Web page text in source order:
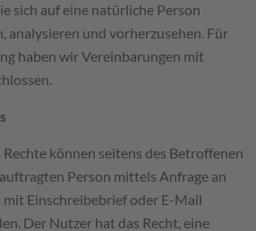
sich auf eine natürliche Person
analysieren und vorherzusehen. Für
haben wir Vereinbarungen mit
können seitens des Betroffenen
Person mittels Anfrage an
Einschreibebrief oder E-Mail
Der Nutzer hat das Recht, eine